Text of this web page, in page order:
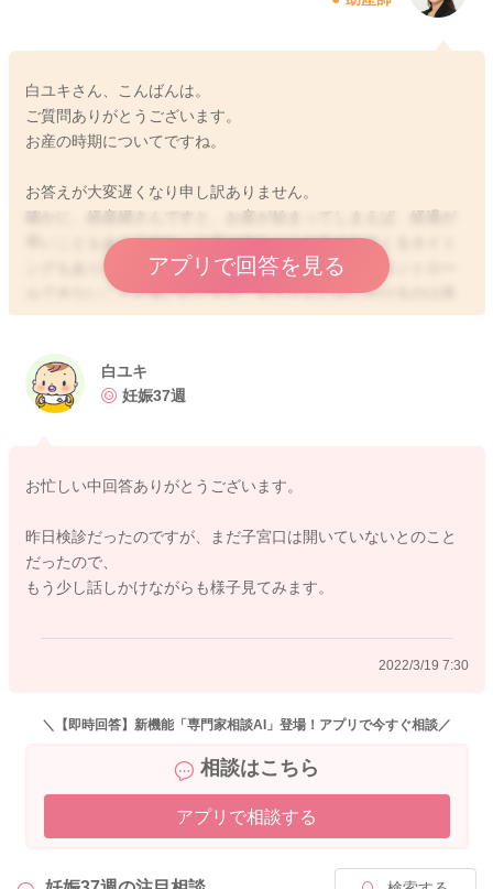
白ユキさん、こんばんは。
ご質問ありがとうございます。
お産の時期についてですね。
お答えが大変遅くなり申し訳ありません。
確かに、経産婦さんですと、お産が始まってしまえば、経過が
早いこともありますね。お産は赤ちゃんの生まれてくるタイミ
ングもあります。ですので、どうしてもママさんがコントロー
ルできないことが多いのですが、お子さんに話しかけるのは良
い方法と思いますよ。お腹の中にいる時から、耳はよく発達し
聞いています。赤ちゃんによく言い聞かせておくことで、その
通りになったというケースも少なくはないので、ママさんのご
アプリで回答を見る
白ユキ
妊娠37週
お忙しい中回答ありがとうございます。
昨日検診だったのですが、まだ子宮口は開いていないとのこと
だったので、
もう少し話しかけながらも様子見てみます。
2022/3/19 7:30
＼【即時回答】新機能「専門家相談AI」登場！アプリで今すぐ相談／
相談はこちら
アプリで相談する